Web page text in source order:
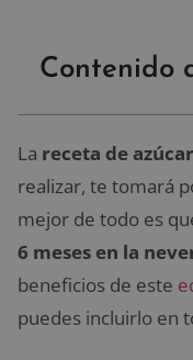
Contenido
La receta de
realizar, te tomará
mejor de todo es
6 meses en la
beneficios de este
puedes incluirlo en